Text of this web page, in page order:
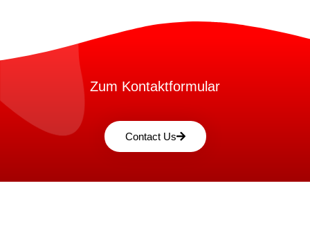
Zum Kontaktformular
Contact Us